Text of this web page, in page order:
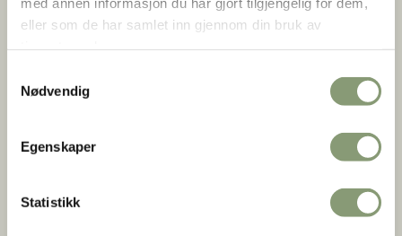
eller som de har samlet inn gjennom din bruk av
Nødvendig
Egenskaper
Statistikk
NYHET: EMALJE - GULLSMEDARBEID TIL HVERDAG OG
FOLKEDRAKT:
Se bunader, folkedrakter og samisk drakt.
omkring 1900